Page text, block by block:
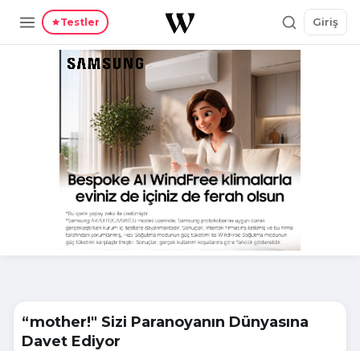
Testler Giriş
“mother!" Sizi Paranoyanın Dünyasına
Davet Ediyor